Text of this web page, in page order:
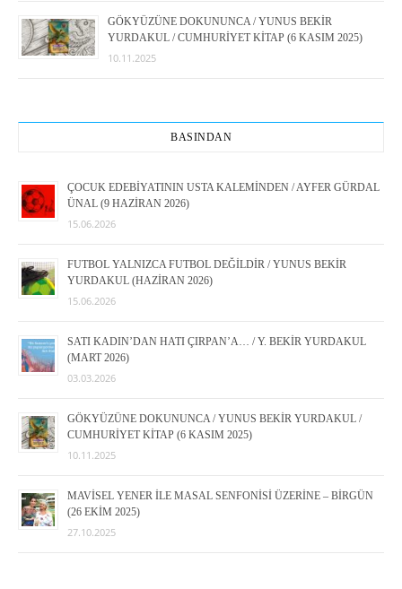
GÖKYÜZÜNE DOKUNUNCA / YUNUS BEKİR
YURDAKUL / CUMHURİYET KİTAP (6 KASIM 2025)
10.11.2025
BASINDAN
ÇOCUK EDEBİYATININ USTA KALEMİNDEN / AYFER GÜRDAL
ÜNAL (9 HAZİRAN 2026)
15.06.2026
FUTBOL YALNIZCA FUTBOL DEĞİLDİR / YUNUS BEKİR
YURDAKUL (HAZİRAN 2026)
15.06.2026
SATI KADIN’DAN HATI ÇIRPAN’A… / Y. BEKİR YURDAKUL
(MART 2026)
03.03.2026
GÖKYÜZÜNE DOKUNUNCA / YUNUS BEKİR YURDAKUL /
CUMHURİYET KİTAP (6 KASIM 2025)
10.11.2025
MAVİSEL YENER İLE MASAL SENFONİSİ ÜZERİNE – BİRGÜN
(26 EKİM 2025)
27.10.2025